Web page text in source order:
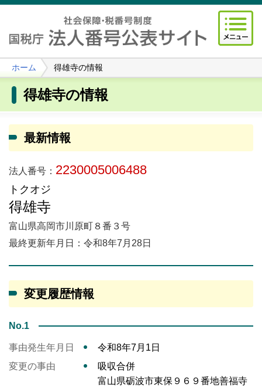
ホーム 得雄寺の情報
得雄寺の情報
最新情報
法人番号： 2230005006488
トクオジ
得雄寺
富山県高岡市川原町８番３号
最終更新年月日：令和8年7月28日
変更履歴情報
No.1
事由発生年月日
令和8年7月1日
変更の事由
吸収合併
富山県砺波市東保９６９番地善福寺